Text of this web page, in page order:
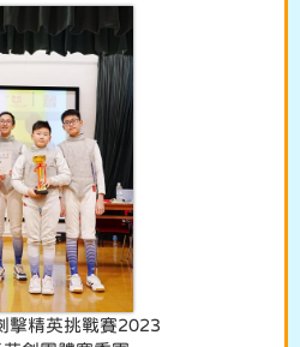
擊精英挑戰賽2023